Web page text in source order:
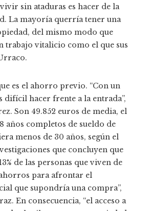
sin ataduras es hacer de la
La mayoría querría tener una
del mismo modo que
trabajo vitalicio como el que sus
es el ahorro previo. “Con un
difícil hacer frente a la entrada”,
Son 49.852 euros de media, el
años completos de sueldo de
menos de 30 años, según el
que concluyen que
de las personas que viven de
para afrontar el
que supondría una compra”,
En consecuencia, “el acceso a